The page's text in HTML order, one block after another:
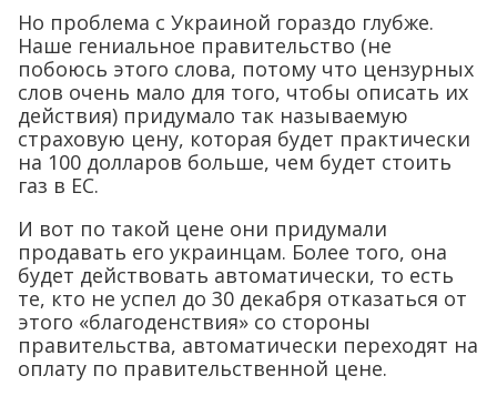
Но проблема с Украиной гораздо глубже.
Наше гениальное правительство (не
побоюсь этого слова, потому что цензурных
слов очень мало для того, чтобы описать их
действия) придумало так называемую
страховую цену, которая будет практически
на 100 долларов больше, чем будет стоить
газ в ЕС.
И вот по такой цене они придумали
продавать его украинцам. Более того, она
будет действовать автоматически, то есть
те, кто не успел до 30 декабря отказаться от
этого «благоденствия» со стороны
правительства, автоматически переходят на
оплату по правительственной цене.